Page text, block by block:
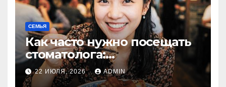
СЕМЬЯ
Как часто нужно посещать
стоматолога:
рекомендации для
здоровья зубов
22 ИЮЛЯ, 2026 ADMIN